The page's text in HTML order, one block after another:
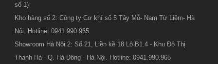
số 1)
Kho hàng số 2: Công ty Cơ khí số 5 Tây Mỗ- Nam Từ Liêm- Hà
Nội. Hotline: 0941.990.965
Showroom Hà Nội 2: Số 21, Liền kề 18 Lô B1.4 - Khu Đô Thị
Thanh Hà - Q. Hà Đông - Hà Nội. Hotline: 0941.990.965